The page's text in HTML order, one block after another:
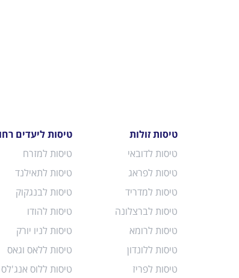
טיסות זולות
טיסות לדובאי
טיסות לפראג
טיסות למדריד
טיסות לברצלונה
טיסות לרומא
טיסות ללונדון
טיסות לפריז
טיסות ליעדים
טיסות למזרח
טיסות לתאילנד
טיסות לבנגקוק
טיסות להודו
טיסות לניו יורק
טיסות ללאס וגאס
טיסות ללוס אנג'לס